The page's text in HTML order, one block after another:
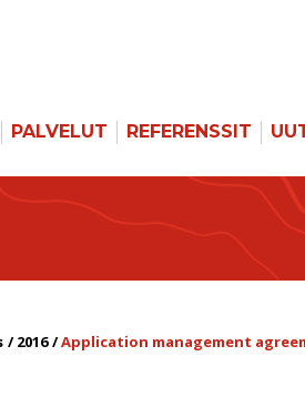
PALVELUT REFERENSSIT
2016 Application management